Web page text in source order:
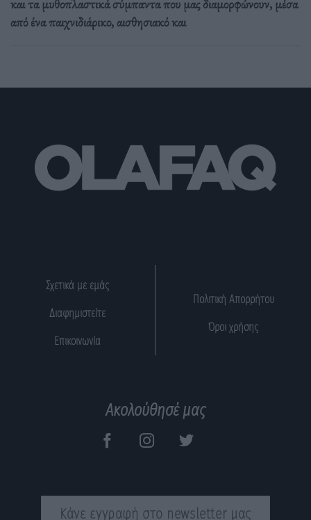
και τα μυθοπλαστικά σύμπαντα που μας διαμορφώνουν, μέσα
από ένα παιχνιδιάρικο, αισθησιακό και
Σχετικά με εμάς
Διαφημιστείτε
Επικοινωνία
Πολιτική Απορρήτου
Όροι χρήσης
Ακολούθησέ μας
Κάνε εγγραφή στο newsletter μας